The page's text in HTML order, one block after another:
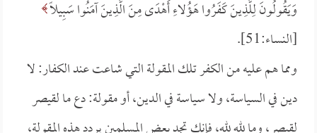
وَيَقُولُونَ لِلَّذِينَ كَفَرُوا هَؤُلاءِ أَهْدَى مِنَ الَّذِينَ آمَنُوا سَبِيلًا
[النساء:51].
ومما هم عليه من الكفر تلك المقولة التي شاعت عند الكفار: لا
دين في السياسة، ولا سياسة في الدين، أو مقولة: دع ما لقيصر